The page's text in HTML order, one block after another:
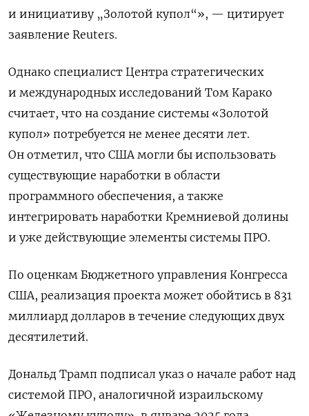
и инициативу „Золотой купол“», — цитирует
заявление Reuters.
Однако специалист Центра стратегических
и международных исследований Том Карако
считает, что на создание системы «Золотой
купол» потребуется не менее десяти лет.
Он отметил, что США могли бы использовать
существующие наработки в области
программного обеспечения, а также
интегрировать наработки Кремниевой долины
и уже действующие элементы системы ПРО.
По оценкам Бюджетного управления Конгресса
США, реализация проекта может обойтись в 831
миллиард долларов в течение следующих двух
десятилетий.
Дональд Трамп подписал указ о начале работ над
системой ПРО, аналогичной израильскому